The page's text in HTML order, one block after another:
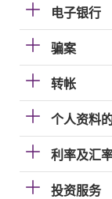
电子银行
骗案
转帐
个人资料
利率及汇
投资服务